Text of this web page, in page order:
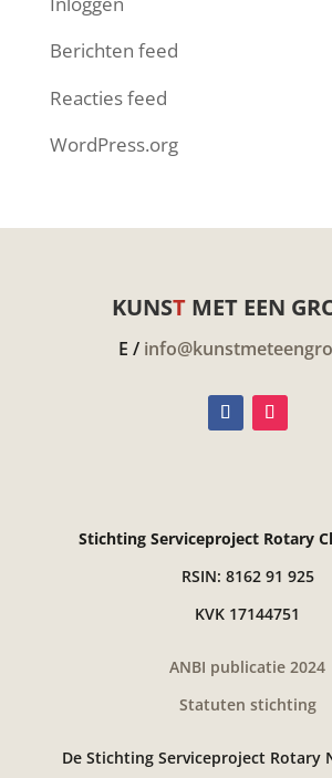
Berichten feed
Reacties feed
WordPress.org
KUNST MET EEN
E /
Stichting Serviceproject Rotary
RSIN: 8162 91 925
KVK 17144751
ANBI publicatie 2024
Statuten stichting
De Stichting Serviceproject Rotary